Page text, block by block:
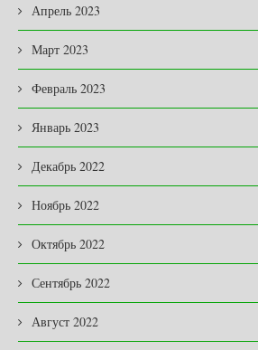
Апрель 2023
Март 2023
Февраль 2023
Январь 2023
Декабрь 2022
Ноябрь 2022
Октябрь 2022
Сентябрь 2022
Август 2022